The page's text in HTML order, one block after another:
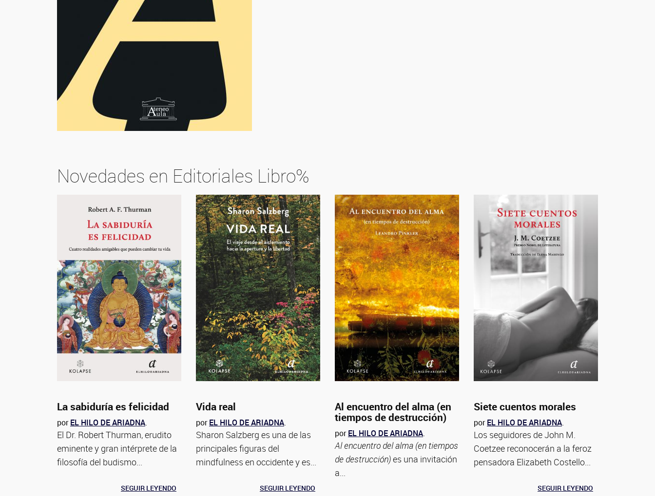
Novedades en Editoriales Libro%
La sabiduría es felicidad
porEL HILO DE ARIADNA.
El Dr. Robert Thurman, erudito
eminente y gran intérprete de la
filosofía del budismo...
SEGUIR LEYENDO
Vida real
porEL HILO DE ARIADNA.
Sharon Salzberg es una de las
principales figuras del
mindfulness en occidente y es...
SEGUIR LEYENDO
Al encuentro del alma (en
tiempos de destrucción)
porEL HILO DE ARIADNA.
Al encuentro del alma (en tiempos
de destrucción)es una invitación
a...
Siete cuentos morales
porEL HILO DE ARIADNA.
Los seguidores de John M.
Coetzee reconocerán a la feroz
pensadora Elizabeth Costello...
SEGUIR LEYENDO